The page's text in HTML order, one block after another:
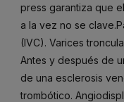
press garantiza que
a la vez no se
(IVC). Varices
Antes y después de
de una esclerosis
trombótico.